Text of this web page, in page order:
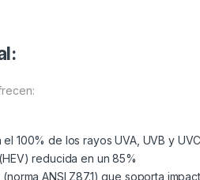
el 100% de los rayos UVA, UVB y
(HEV) reducida en un 85%
ANSI Z87.1) que soporta